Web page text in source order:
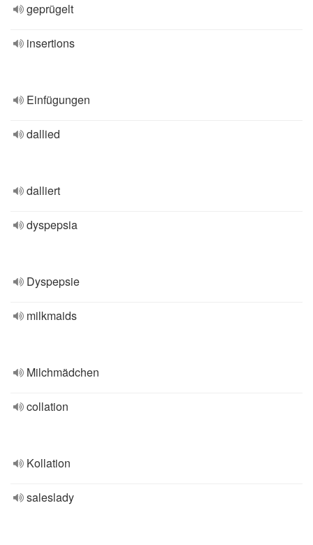
geprügelt
insertions
Einfügungen
dallied
dalliert
dyspepsia
Dyspepsie
milkmaids
Milchmädchen
collation
Kollation
saleslady